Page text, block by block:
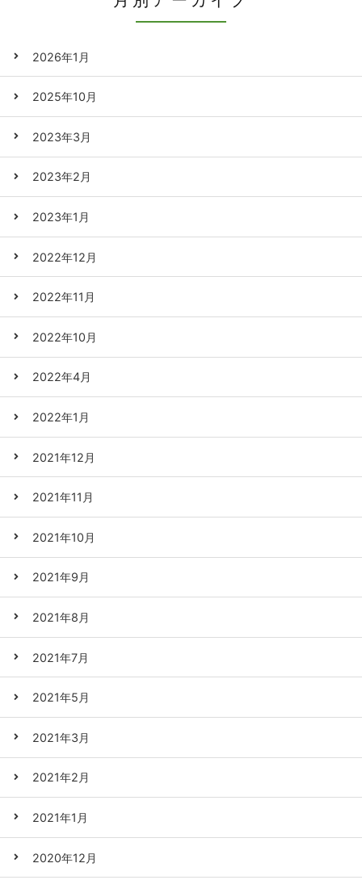
2026年1月
2025年10月
2023年3月
2023年2月
2023年1月
2022年12月
2022年11月
2022年10月
2022年4月
2022年1月
2021年12月
2021年11月
2021年10月
2021年9月
2021年8月
2021年7月
2021年5月
2021年3月
2021年2月
2021年1月
2020年12月